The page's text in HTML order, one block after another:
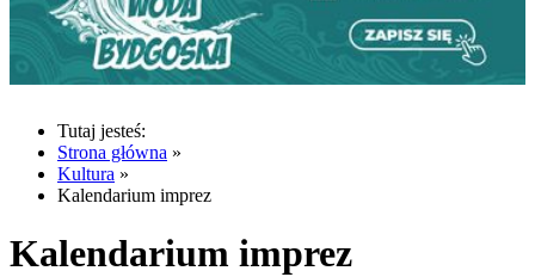
Tutaj jesteś:
Strona główna »
Kultura »
Kalendarium imprez
Kalendarium imprez